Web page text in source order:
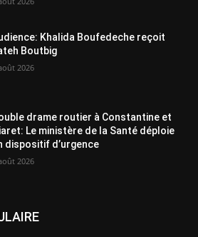
Khalida Boufedeche reçoit
Boutbig
2026
drame routier à Constantine et
Le ministère de la Santé déploie
dispositif d’urgence
2026